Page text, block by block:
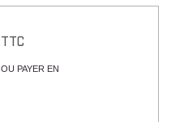
TTC
OU PAYER EN